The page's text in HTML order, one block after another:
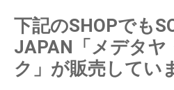
下記のSHOPでも
JAPAN「メデタヤ
ク」が販売してい